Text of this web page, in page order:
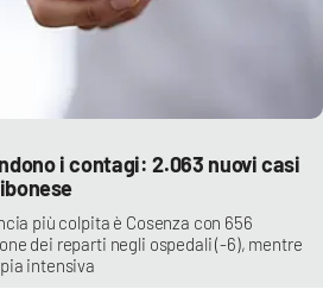
i contagi: 2.063 nuovi casi
più colpita è Cosenza con 656
dei reparti negli ospedali (-6), mentre
intensiva